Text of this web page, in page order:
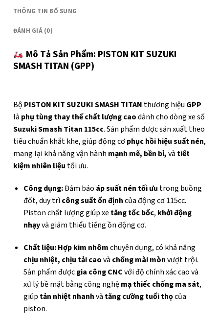
THÔNG TIN BỔ SUNG
ĐÁNH GIÁ (0)
Mô Tả Sản Phẩm: PISTON KIT SUZUKI
SMASH TITAN (GPP)
Bộ PISTON KIT SUZUKI SMASH TITAN thương hiệu GPP
là phụ tùng thay thế chất lượng caodành cho dòng xe số
Suzuki Smash Titan 115cc. Sản phẩm được sản xuất theo
tiêu chuẩn khắt khe, giúp động cơphục hồi hiệu suất nén,
mang lại khả năng vận hành mạnh mẽ, bền bỉ,và tiết
kiệm nhiên liệu tối ưu.
Công dụng:Đảm bảo áp suất nén tối ưu trong buồng
đốt, duy trìcông suất ổn địnhcủa động cơ 115cc.
Piston chất lượng giúp xe tăng tốc bốc, khởi động
nhạyvà giảm thiểu tiếng ồn động cơ.
Chất liệu:Hợp kim nhômchuyên dụng, có khả năng
chịu nhiệt, chịu tải caovà chống mài mònvượt trội.
Sản phẩm đượcgia công CNCvới độ chính xác cao và
xử lý bề mặt bằng công nghệmạ thiếc chống ma sát,
giúp tản nhiệt nhanhvà tăng cường tuổi thọcủa
piston.